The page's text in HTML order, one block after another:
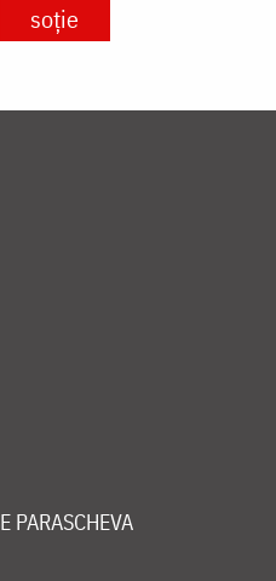
soție
PARASCHEVA